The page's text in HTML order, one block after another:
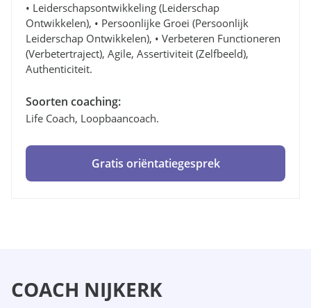
• Leiderschapsontwikkeling (leiderschap
Ontwikkelen), • Persoonlijke Groei (persoonlijk
Leiderschap Ontwikkelen), • Verbeteren Functioneren
(verbetertraject), Agile, Assertiviteit (zelfbeeld),
Authenticiteit.
Soorten coaching:
Life Coach, Loopbaancoach.
Gratis oriëntatiegesprek
COACH NIJKERK